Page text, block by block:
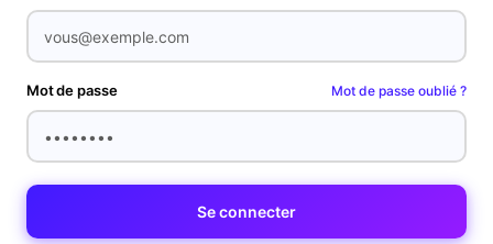
Mot de passe Mot de passe oublié ?
Se connecter